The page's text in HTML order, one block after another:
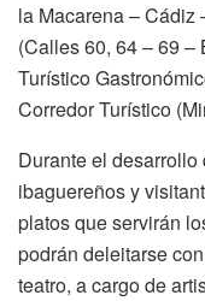
la Macarena – Cádiz
(Calles 60, 64 – 69 –
Turístico
Corredor Turístico
Durante el
ibaguereños y
platos que servirán
podrán deleitarse
teatro, a cargo de